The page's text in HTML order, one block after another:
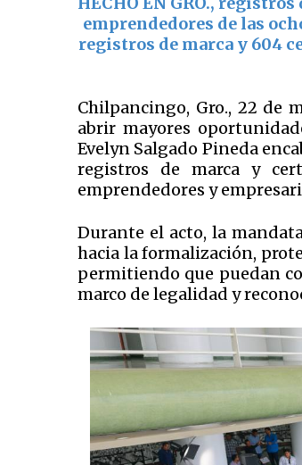
emprendedores de las
registros de marca y 604
Chilpancingo, Gro., 22 de
abrir mayores
Evelyn Salgado Pineda
registros de marca y
emprendedores y
Durante el acto, la
hacia la formalización,
permitiendo que puedan
marco de legalidad y